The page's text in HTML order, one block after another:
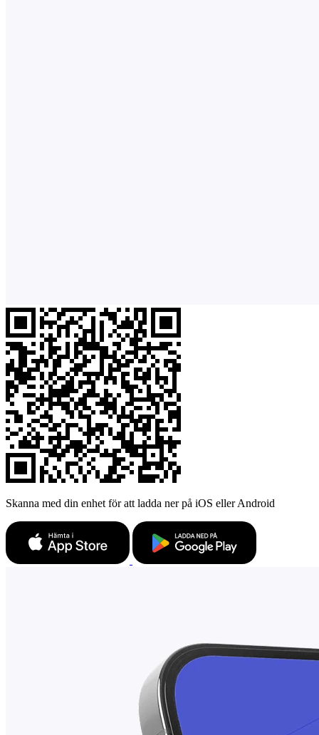
Skanna med din enhet för att ladda ner på iOS eller Android